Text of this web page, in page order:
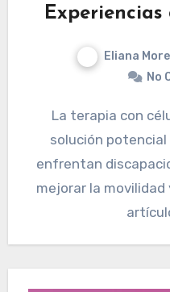
Experiencias
Eliana
No
La terapia con células madre ofrece una
solución potencial
enfrentan
mejorar la movilidad